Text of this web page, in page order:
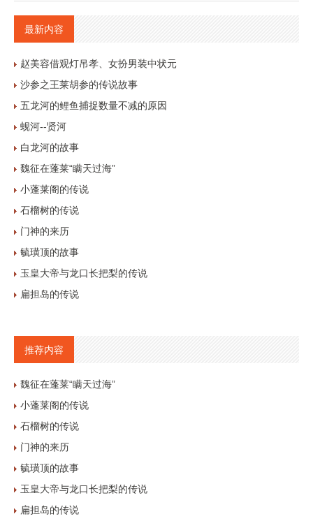
最新内容
赵美容借观灯吊孝、女扮男装中状元
沙参之王莱胡参的传说故事
五龙河的鲤鱼捕捉数量不减的原因
蚬河--贤河
白龙河的故事
魏征在蓬莱“瞒天过海”
小蓬莱阁的传说
石榴树的传说
门神的来历
毓璜顶的故事
玉皇大帝与龙口长把梨的传说
扁担岛的传说
推荐内容
魏征在蓬莱“瞒天过海”
小蓬莱阁的传说
石榴树的传说
门神的来历
毓璜顶的故事
玉皇大帝与龙口长把梨的传说
扁担岛的传说